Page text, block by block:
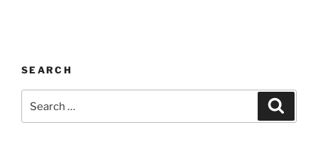
SEARCH
for: